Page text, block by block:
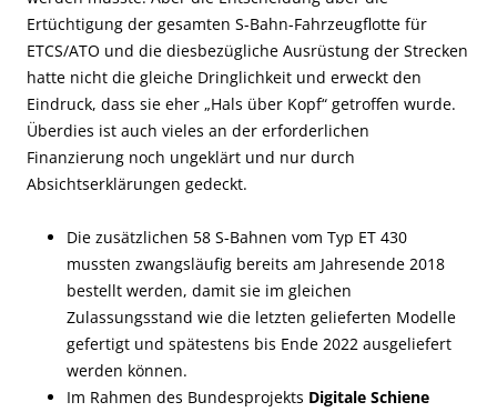
Ertüchtigung der gesamten S-Bahn-Fahrzeugflotte für
ETCS/ATO und die diesbezügliche Ausrüstung der Strecken
hatte nicht die gleiche Dringlichkeit und erweckt den
Eindruck, dass sie eher „Hals über Kopf“ getroffen wurde.
Überdies ist auch vieles an der erforderlichen
Finanzierung noch ungeklärt und nur durch
Absichtserklärungen gedeckt.
Die zusätzlichen 58 S-Bahnen vom Typ ET 430
mussten zwangsläufig bereits am Jahresende 2018
bestellt werden, damit sie im gleichen
Zulassungsstand wie die letzten gelieferten Modelle
gefertigt und spätestens bis Ende 2022 ausgeliefert
werden können.
Im Rahmen des Bundesprojekts Digitale Schiene